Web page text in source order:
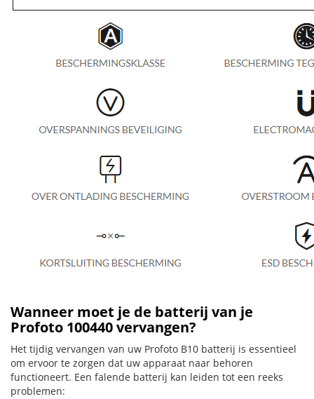
Wanneer moet je de batterij van je
Profoto 100440 vervangen?
Het tijdig vervangen van uw Profoto B10 batterij is essentieel
om ervoor te zorgen dat uw apparaat naar behoren
functioneert. Een falende batterij kan leiden tot een reeks
problemen: